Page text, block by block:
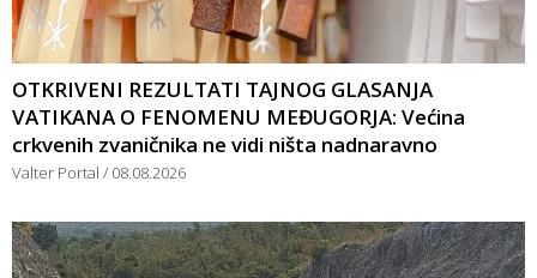
OTKRIVENI REZULTATI TAJNOG GLASANJA
VATIKANA O FENOMENU MEĐUGORJA: Većina
crkvenih zvaničnika ne vidi ništa nadnaravno
Valter Portal 08.08.2026